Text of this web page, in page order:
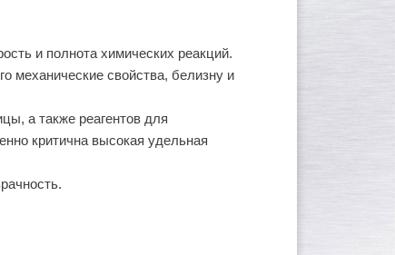
и полнота химических реакций.
механические свойства, белизну и
а также реагентов для
критична высокая удельная